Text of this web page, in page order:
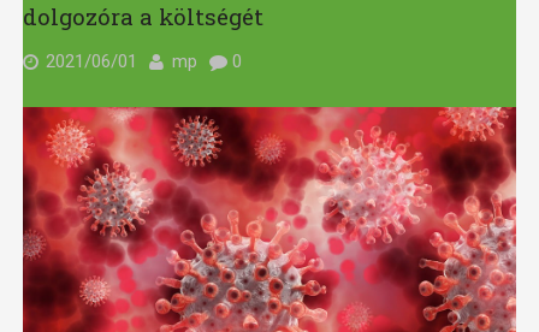
dolgozóra a költségét
2021/06/01 mp 0